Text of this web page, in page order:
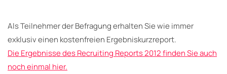
Als Teilnehmer der Befragung erhalten Sie wie immer
exklusiv einen kostenfreien Ergebniskurzreport.
Die Ergebnisse des Recruiting Reports 2012 finden Sie auch
noch einmal hier.